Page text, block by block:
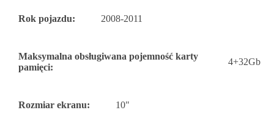
Rok pojazdu: 2008-2011
Maksymalna obsługiwana pojemność karty
pamięci:
4+32Gb
Rozmiar ekranu: 10"